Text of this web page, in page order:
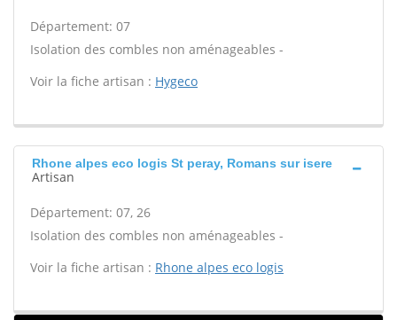
Département: 07
Isolation des combles non aménageables -
Voir la fiche artisan : Hygeco
Rhone alpes eco logis St peray, Romans sur isere
Artisan
Département: 07, 26
Isolation des combles non aménageables -
Voir la fiche artisan : Rhone alpes eco logis